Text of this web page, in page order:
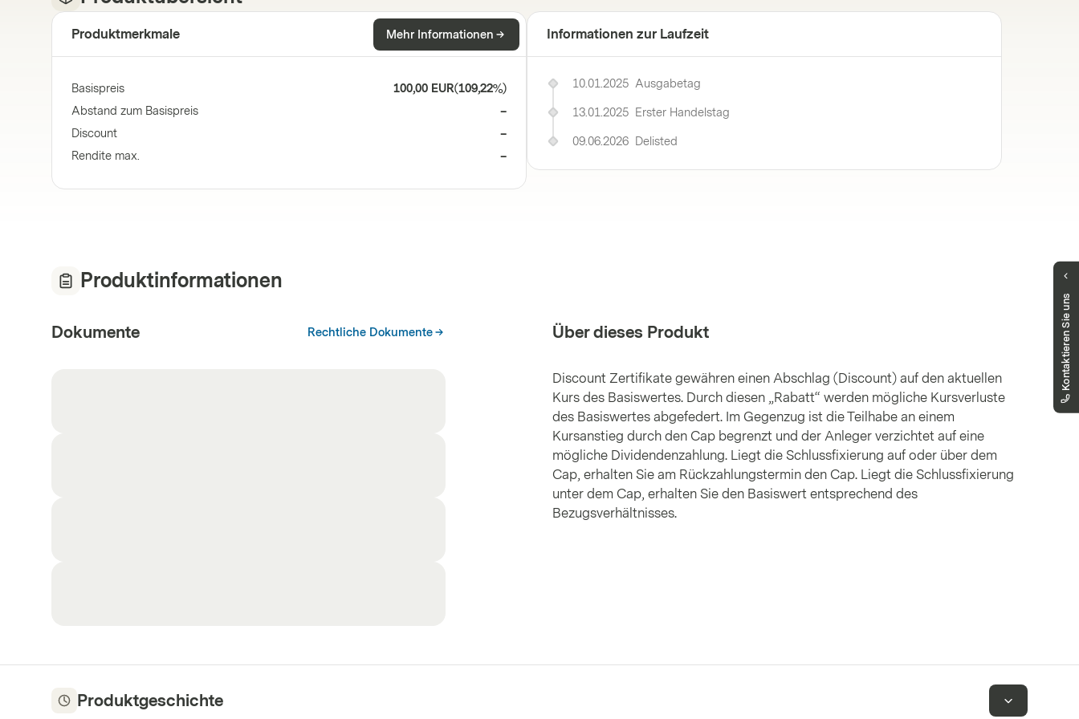
Produktmerkmale Mehr Informationen
Basispreis 100,00 EUR(109,22%)
Abstand zum Basispreis
–
Discount
–
Rendite max.
–
Informationen zur Laufzeit
10.01.2025 Ausgabetag
13.01.2025 Erster Handelstag
09.06.2026 Delisted
Produktinformationen
Dokumente Rechtliche Dokumente Über dieses Produkt
Discount Zertifikate gewähren einen Abschlag (Discount) auf den aktuellen
Kurs des Basiswertes. Durch diesen „Rabatt“ werden mögliche Kursverluste
des Basiswertes abgefedert. Im Gegenzug ist die Teilhabe an einem
Kursanstieg durch den Cap begrenzt und der Anleger verzichtet auf eine
mögliche Dividendenzahlung. Liegt die Schlussfixierung auf oder über dem
Cap, erhalten Sie am Rückzahlungstermin den Cap. Liegt die Schlussfixierung
unter dem Cap, erhalten Sie den Basiswert entsprechend des
Bezugsverhältnisses.
Produktgeschichte
Kontaktieren Sie uns
freitags, 08:00 - 18:00 Uhr